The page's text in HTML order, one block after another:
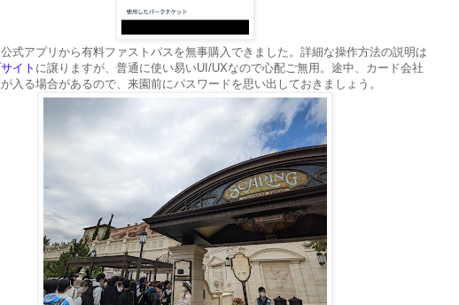
式アプリから有料ファストパスを無事購入できました。詳細な操作方法の説明は
イト に譲りますが、普通に使い易いUI/UXなので心配ご無用。途中、カード会社
入る場合があるので、来園前にパスワードを思い出しておきましょう。